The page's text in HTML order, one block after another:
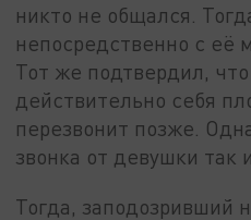
никто не общался.
непосредственно с её
Тот же подтвердил,
действительно себя
перезвонит позже.
звонка от девушки так
Тогда, заподозривший